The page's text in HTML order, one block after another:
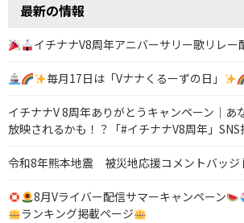
ビ
ゲ
ー
ョ
最新の情報
イチナナV8周年アニバーサリー歌リレー
毎月17日は「Vナナくるーずの日」
イチナナV 8周年ありがとうキャンペーン｜あ
放映されるかも！？「#イチナナV8周年」
令和8年熊本地震 被災地応援コメントバッジ
8月Vライバー配信サマーキャンペーン
ランキング掲載ページ